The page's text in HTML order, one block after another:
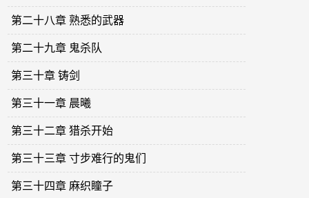
第二十八章 熟悉的武器
第二十九章 鬼杀队
第三十章 铸剑
第三十一章 晨曦
第三十二章 猎杀开始
第三十三章 寸步难行的鬼们
第三十四章 麻织瞳子